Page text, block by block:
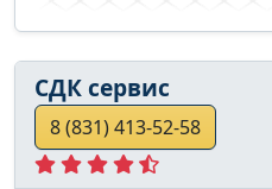
СДК сервис
8 (831) 413-52-58